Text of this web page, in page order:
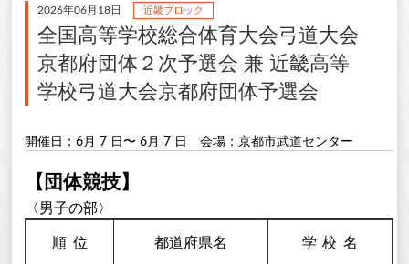
2026年06月18日 近畿ブロック
全国高等学校総合体育大会弓道大会
京都府団体２次予選会 兼 近畿高等
学校弓道大会京都府団体予選会
開催日：6月 7 日〜 6月 7 日 会場：京都市武道センター
【団体競技】
〈男子の部〉
順 位 都道府県名 学校 名